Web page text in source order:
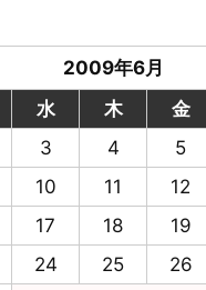
2009年6月
水 木 金
3 4 5
10 11 12
17 18 19
24 25 26